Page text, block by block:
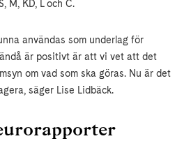
M, KD, L och C.
användas som underlag för
är positivt är att vi vet att det
om vad som ska göras. Nu är det
säger Lise Lidbäck.